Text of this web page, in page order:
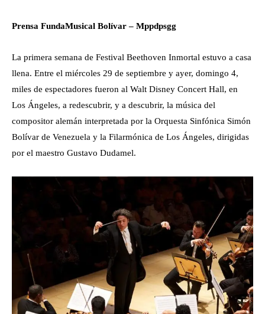
Prensa FundaMusical Bolívar – Mppdpsgg
La primera semana de Festival Beethoven Inmortal estuvo a casa
llena. Entre el miércoles 29 de septiembre y ayer, domingo 4,
miles de espectadores fueron al Walt Disney Concert Hall, en
Los Ángeles, a redescubrir, y a descubrir, la música del
compositor alemán interpretada por la Orquesta Sinfónica Simón
Bolívar de Venezuela y la Filarmónica de Los Ángeles, dirigidas
por el maestro Gustavo Dudamel.